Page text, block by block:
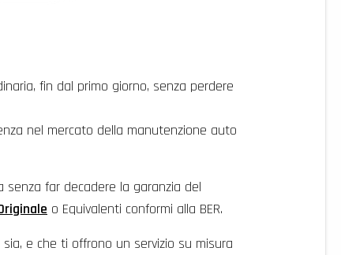
fin dal primo giorno, senza perdere
nel mercato della manutenzione auto
far decadere la garanzia del
o Equivalenti conformi alla BER.
e che ti offrono un servizio su misura